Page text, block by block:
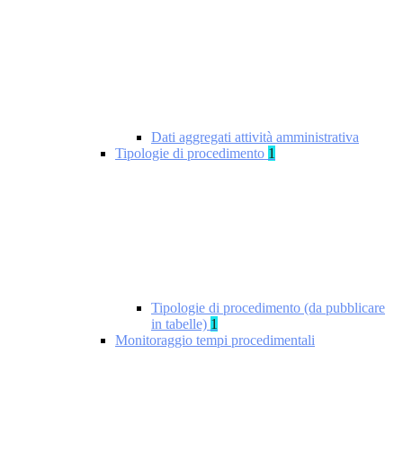
Dati aggregati attività amministrativa
Tipologie di procedimento 1
Tipologie di procedimento (da pubblicare
in tabelle) 1
Monitoraggio tempi procedimentali